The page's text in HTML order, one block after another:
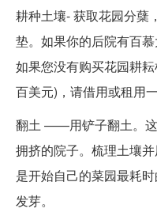
耕种土壤- 获取花园分蘖
垫。如果你的后院有百
如果您没有购买花园耕
百美元)，请借用或租用一
翻土 ——用铲子翻土。
拥挤的院子。梳理土壤
是开始自己的菜园最耗
发芽。